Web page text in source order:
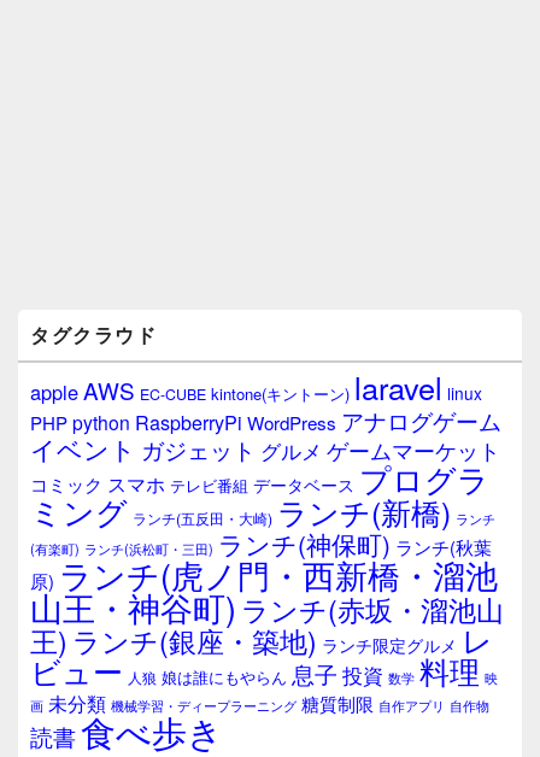
タグクラウド
appleAWS EC-CUBE kintone(キントーン) laravel linux
PHPpython RaspberryPi WordPress アナログゲーム
イベント ガジェット グルメ ゲームマーケット
コミック スマホ テレビ番組 データベース プログラ
ミング ランチ(五反田・大崎) ランチ(新橋) ランチ
(有楽町) ランチ(浜松町・三田) ランチ(神保町) ランチ(秋葉
原) ランチ(虎ノ門・西新橋・溜池
山王・神谷町) ランチ(赤坂・溜池山
王) ランチ(銀座・築地) ランチ限定グルメ レ
ビュー 人狼 娘は誰にもやらん 息子 投資 数学 料理 映
画 未分類 機械学習・ディープラーニング 糖質制限 自作アプリ 自作物
読書食べ歩き